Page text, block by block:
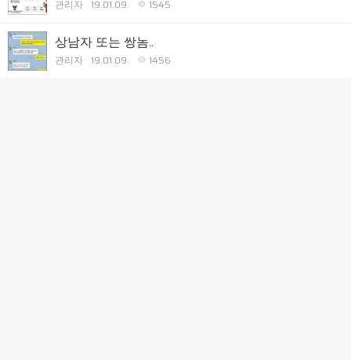
관리자 19.01.09. 1545
상남자 또는 쌍놈..
관리자 19.01.09. 1456